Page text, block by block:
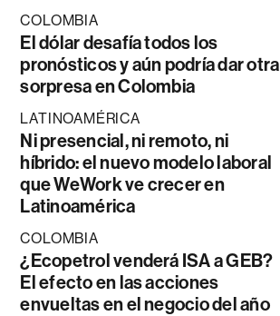
COLOMBIA
El dólar desafía todos los
pronósticos y aún podría dar otra
sorpresa en Colombia
LATINOAMÉRICA
Ni presencial, ni remoto, ni
híbrido: el nuevo modelo laboral
que WeWork ve crecer en
Latinoamérica
COLOMBIA
¿Ecopetrol venderá ISA a GEB?
El efecto en las acciones
envueltas en el negocio del año